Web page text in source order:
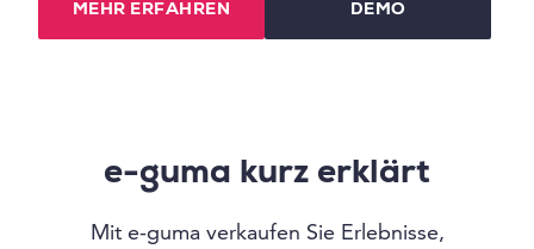
MEHR ERFAHREN DEMO
e-guma kurz erklärt
Mit e-guma verkaufen Sie Erlebnisse,